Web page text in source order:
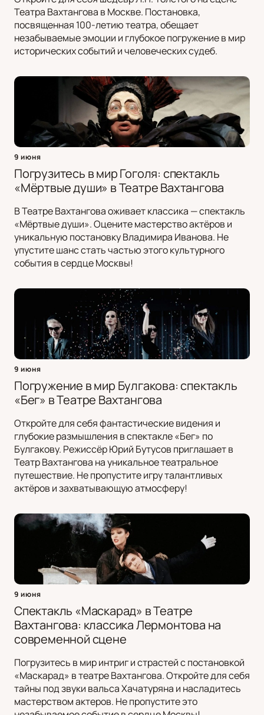
Театра Вахтангова в Москве. Постановка,
посвященная 100-летию театра, обещает
незабываемые эмоции и глубокое погружение в мир
исторических событий и человеческих судеб.
9 июня
Погрузитесь в мир Гоголя: спектакль
«Мёртвые души» в Театре Вахтангова
В Театре Вахтангова оживает классика — спектакль
«Мёртвые души». Оцените мастерство актёров и
уникальную постановку Владимира Иванова. Не
упустите шанс стать частью этого культурного
события в сердце Москвы!
9 июня
Погружение в мир Булгакова: спектакль
«Бег» в Театре Вахтангова
Откройте для себя фантастические видения и
глубокие размышления в спектакле «Бег» по
Булгакову. Режиссёр Юрий Бутусов приглашает в
Театр Вахтангова на уникальное театральное
путешествие. Не пропустите игру талантливых
актёров и захватывающую атмосферу!
9 июня
Спектакль «Маскарад» в Театре
Вахтангова: классика Лермонтова на
современной сцене
Погрузитесь в мир интриг и страстей с постановкой
«Маскарад» в театре Вахтангова. Откройте для себя
тайны под звуки вальса Хачатуряна и насладитесь
мастерством актеров. Не пропустите это